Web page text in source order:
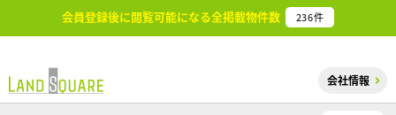
会員登録後に閲覧可能になる全掲載物件数 236件
会社情報